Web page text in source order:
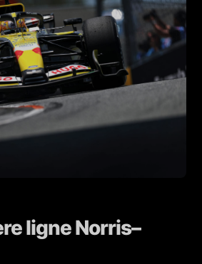
ligne Norris–